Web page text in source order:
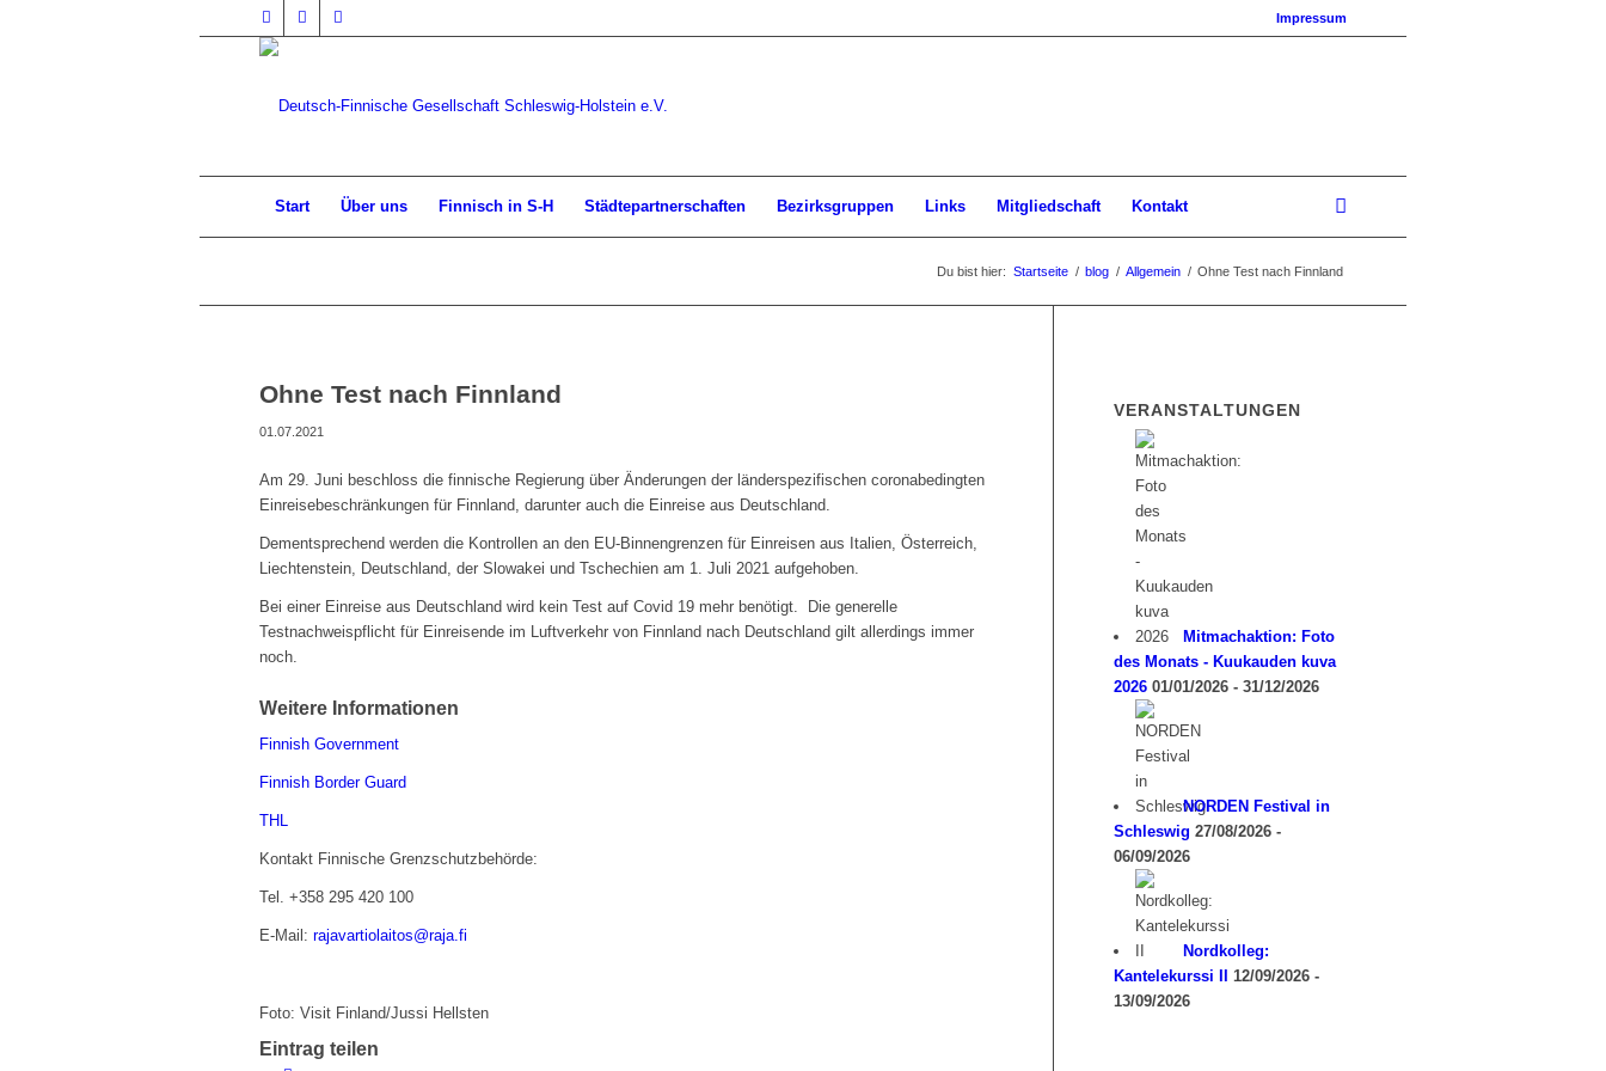
Impressum
Start Über uns Finnisch in S-H Städtepartnerschaften Bezirksgruppen Links Mitgliedschaft Kontakt
Du bist hier: Startseite / blog / Allgemein / Ohne Test nach Finnland
Ohne Test nach Finnland
01.07.2021
Am 29. Juni beschloss die finnische Regierung über Änderungen der länderspezifischen coronabedingten
Einreisebeschränkungen für Finnland, darunter auch die Einreise aus Deutschland.
Dementsprechend werden die Kontrollen an den EU-Binnengrenzen für Einreisen aus Italien, Österreich,
Liechtenstein, Deutschland, der Slowakei und Tschechien am 1. Juli 2021 aufgehoben.
Bei einer Einreise aus Deutschland wird kein Test auf Covid 19 mehr benötigt. Die generelle
Testnachweispflicht für Einreisende im Luftverkehr von Finnland nach Deutschland gilt allerdings immer
noch.
Weitere Informationen
Finnish Government
Finnish Border Guard
THL
Kontakt Finnische Grenzschutzbehörde:
Tel. +358 295 420 100
E-Mail: rajavartiolaitos@raja.fi
Foto: Visit Finland/Jussi Hellsten
Eintrag teilen
VERANSTALTUNGEN
Mitmachaktion: Foto
des Monats - Kuukauden kuva
2026 01/01/2026 - 31/12/2026
NORDEN Festival in
Schleswig 27/08/2026 -
06/09/2026
Nordkolleg:
Kantelekurssi II
12/09/2026 -
13/09/2026